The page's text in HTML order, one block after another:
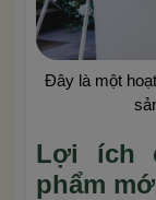
Đây là một
Lợi ích
phẩm